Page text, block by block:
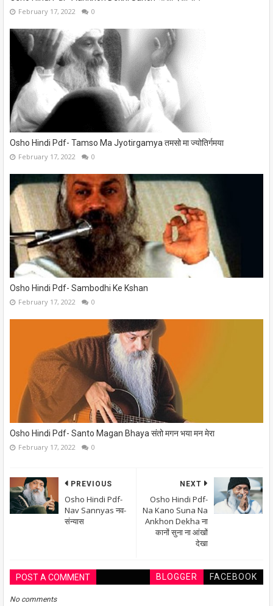
February 17, 2022 0
Osho Hindi Pdf- Tamso Ma Jyotirgamya तमसो मा ज्योतिर्गमया
February 17, 2022 0
Osho Hindi Pdf- Sambodhi Ke Kshan
February 17, 2022 0
Osho Hindi Pdf- Santo Magan Bhaya संतो मगन भया मन मेरा
February 17, 2022 0
NEXT
Osho Hindi Pdf-
Na Kano Suna Na
Ankhon Dekha ना
कानों सुना ना आंखों
देखा
PREVIOUS
Osho Hindi Pdf-
Nav Sannyas नव-
संन्यास
POST A COMMENT BLOGGER FACEBOOK
No comments